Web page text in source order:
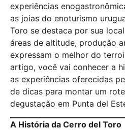
experiências
as joias do enoturismo
Toro se destaca por sua
áreas de altitude, produção
expressam o melhor do
artigo, você vai conhecer a
as experiências oferecidas
de dicas para montar um
degustação em Punta del
A História da Cerro del Toro